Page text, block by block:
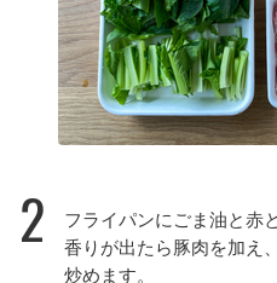
2
フライパンにごま油と赤
香りが出たら豚肉を加え
炒めます。